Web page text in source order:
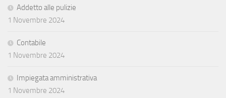
Addetto alle pulizie
1 Novembre 2024
Contabile
1 Novembre 2024
Impiegata amministrativa
1 Novembre 2024